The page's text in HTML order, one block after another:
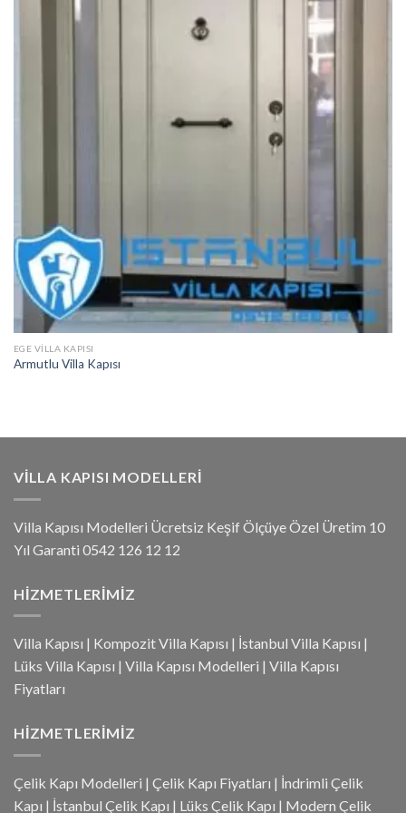
EGE VILLA KAPISI
Armutlu Villa Kapısı
VILLA KAPISI MODELLERI
Villa Kapısı Modelleri Ücretsiz Keşif Ölçüye Özel Üretim 10
Yıl Garanti 0542 126 12 12
HIZMETLERIMIZ
Villa Kapısı | Kompozit Villa Kapısı | İstanbul Villa Kapısı |
Lüks Villa Kapısı | Villa Kapısı Modelleri | Villa Kapısı
Fiyatları
HIZMETLERIMIZ
Çelik Kapı Modelleri | Çelik Kapı Fiyatları | İndrimli Çelik
Kapı | İstanbul Çelik Kapı | Lüks Çelik Kapı | Modern Çelik